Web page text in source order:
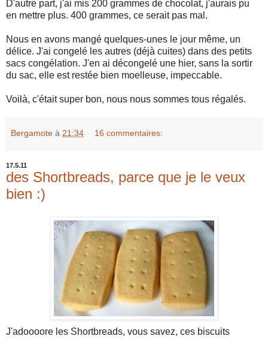
D'autre part, j'ai mis 200 grammes de chocolat, j'aurais pu
en mettre plus. 400 grammes, ce serait pas mal.
Nous en avons mangé quelques-unes le jour même, un
délice. J'ai congelé les autres (déjà cuites) dans des petits
sacs congélation. J'en ai décongelé une hier, sans la sortir
du sac, elle est restée bien moelleuse, impeccable.
Voilà, c'était super bon, nous nous sommes tous régalés.
Bergamote à 21:34 16 commentaires:
17.5.11
des Shortbreads, parce que je le veux
bien :)
J'adoooore les Shortbreads, vous savez, ces biscuits